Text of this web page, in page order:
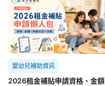
嬰幼兒補助資訊
2026租金補貼申請資格、金額